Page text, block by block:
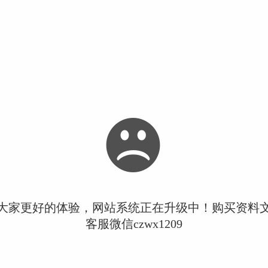
家更好的体验，网站系统正在升级中！购买资料
客服微信czwx1209